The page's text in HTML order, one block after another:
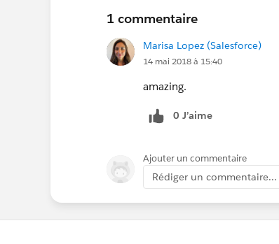
1 commentaire
Marisa Lopez (Salesforce)
14 mai 2018 à 15:40
amazing.
0 J’aime
Ajouter un commentaire
Rédiger un commentaire...